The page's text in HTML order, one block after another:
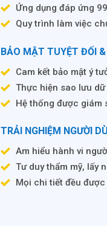
Ứng dụng đáp ứng
Quy trình làm việc
BẢO MẬT TUYỆT ĐỐI
Cam kết bảo mật ý
Thực hiện sao lưu
Hệ thống được giám
TRẢI NGHIỆM NGƯỜI
Am hiểu hành vi
Tư duy thẩm mỹ, lấy
Mọi chi tiết đều